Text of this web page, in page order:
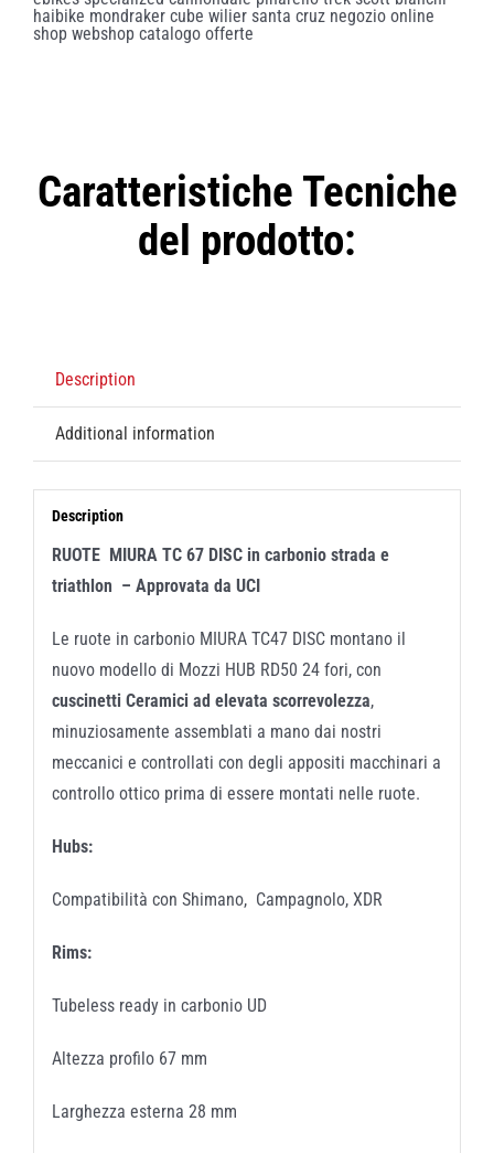
DISC
CERAMICSPEED®
Caratteristiche Tecniche
del prodotto:
Description
Additional information
Description
RUOTE MIURA TC 67 DISC in carbonio strada e
triathlon – Approvata da UCI
Le ruote in carbonio MIURA TC47 DISC montano il
nuovo modello di Mozzi HUB RD50 24 fori, con
cuscinetti Ceramici ad elevata scorrevolezza,
minuziosamente assemblati a mano dai nostri
meccanici e controllati con degli appositi macchinari a
controllo ottico prima di essere montati nelle ruote.
Hubs:
Compatibilità con Shimano, Campagnolo, XDR
Rims:
Tubeless ready in carbonio UD
Altezza profilo 67 mm
Larghezza esterna 28 mm